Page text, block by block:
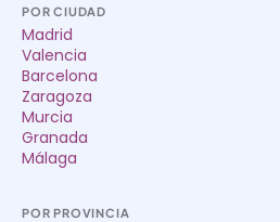
POR CIUDAD
Madrid
Valencia
Barcelona
Zaragoza
Murcia
Granada
Málaga
POR PROVINCIA